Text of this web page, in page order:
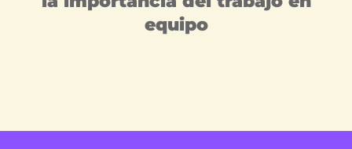
equipo